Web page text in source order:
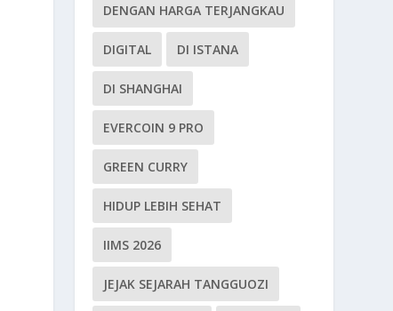
DENGAN HARGA TERJANGKAU
DIGITAL DI ISTANA
DI SHANGHAI
EVERCOIN 9 PRO
GREEN CURRY
HIDUP LEBIH SEHAT
IIMS 2026
JEJAK SEJARAH TANGGUOZI